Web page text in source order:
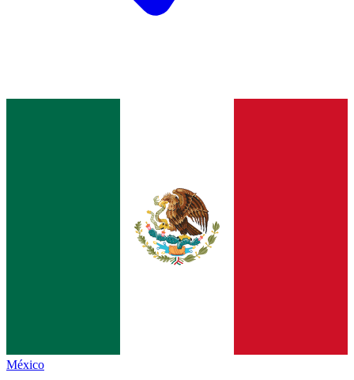
México